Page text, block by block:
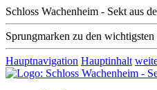
Schloss Wachenheim - Sekt aus
Sprungmarken zu den wichtigsten
Hauptnavigation Hauptinhalt